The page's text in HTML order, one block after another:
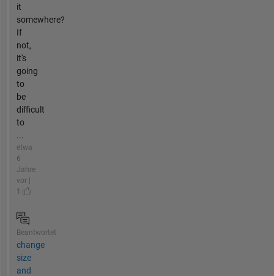
it
somewhere?
If
not,
it's
going
to
be
difficult
to
...
etwa
6
Jahre
vor |
1
Beantwortet
change
size
and